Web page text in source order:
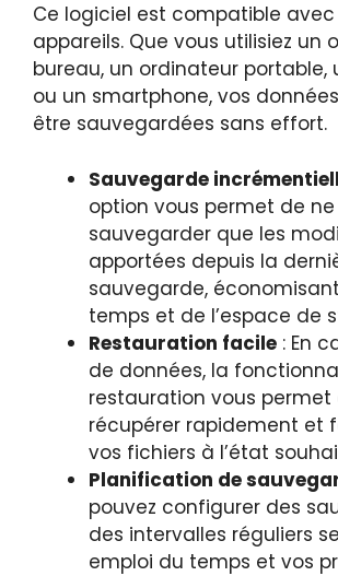
Ce logiciel est compatible avec
appareils. Que vous utilisiez un
bureau, un ordinateur portable,
ou un smartphone, vos
être sauvegardées sans effort.
Sauvegarde
option vous permet de ne
sauvegarder que les
apportées depuis la
sauvegarde,
temps et de l’espace de
Restauration facile : En
de données, la
restauration vous permet
récupérer rapidement et
vos fichiers à l’état
Planification de
pouvez configurer des
des intervalles réguliers
emploi du temps et vos